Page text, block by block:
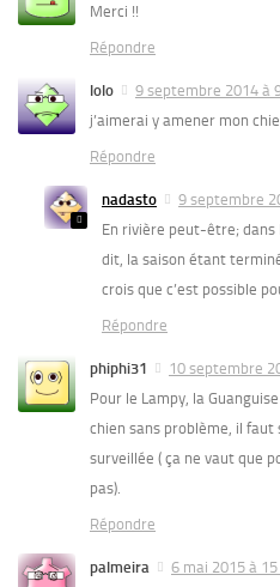
Merci !!
Répondre
lolo
9 septembre 2014 à
j’aimerai y amener mon
Répondre
nadasto
9 septembre
En rivière peut-être; dans
dit, la saison étant
crois que c’est possible
Répondre
phiphi31
10 septembre
Pour le Lampy, la
chien sans problème, il
surveillée ( ça ne vaut que
pas).
Répondre
palmeira
6 mai 2015 à